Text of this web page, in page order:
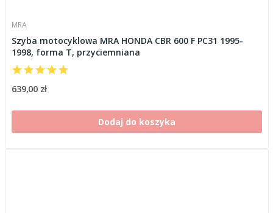
MRA
Szyba motocyklowa MRA HONDA CBR 600 F PC31 1995-
1998, forma T, przyciemniana
639,00 zł
Dodaj do koszyka